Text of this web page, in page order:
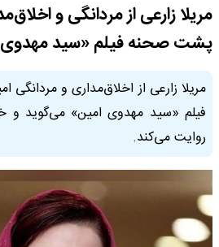
مریلا زارعی از مردانگی و
پشت صحنه فیلم «سید مهدوی
مریلا زارعی از اخلاق‌مداری و
فیلم «سید مهدوی امین» می‌گوید و
روایت می‌کند.